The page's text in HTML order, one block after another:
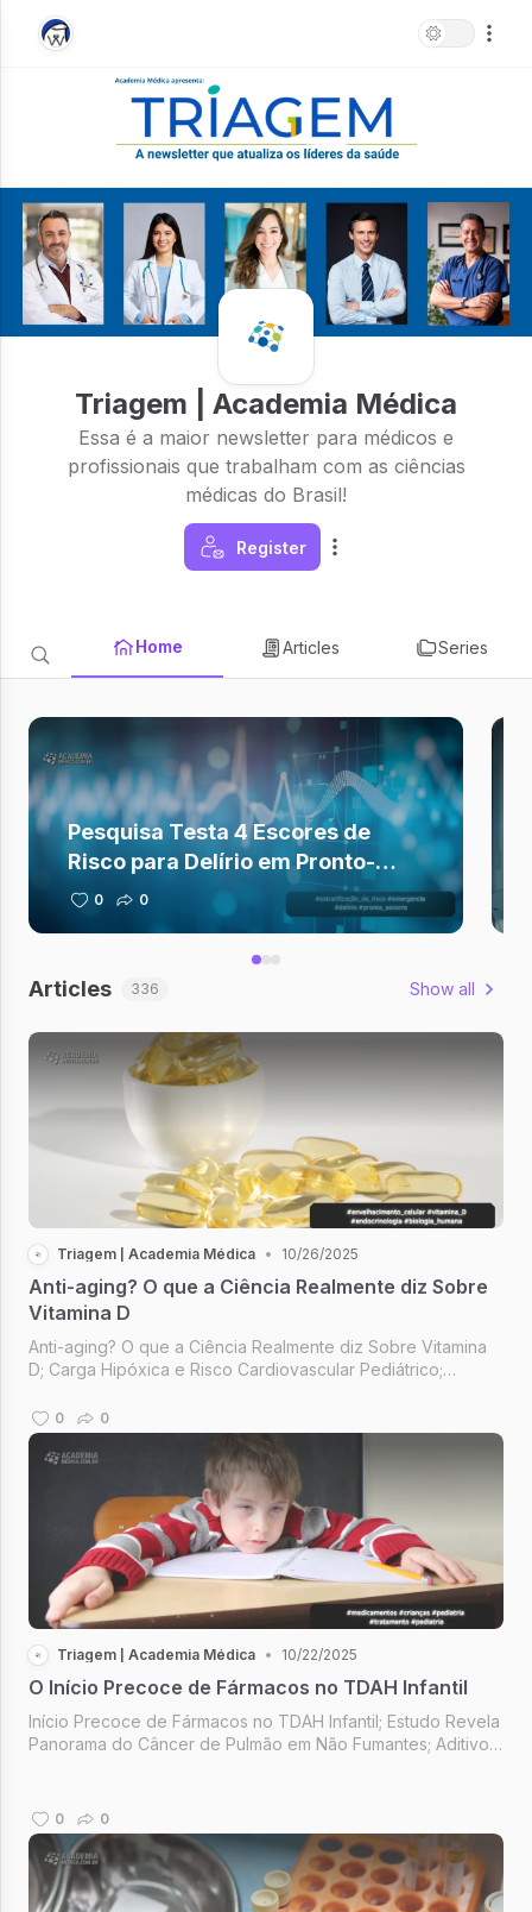
Triagem | Academia Médica
Essa é a maior newsletter para médicos e
profissionais que trabalham com as ciências
médicas do Brasil!
Register
Home Articles Series
Pesquisa Testa 4 Escores de
Risco para Delírio em Pronto-
Socorro
0 0
Articles 336 Show all
Triagem | Academia Médica • 10/26/2025
Anti-aging? O que a Ciência Realmente diz Sobre
Vitamina D
Anti-aging? O que a Ciência Realmente diz Sobre Vitamina
D; Carga Hipóxica e Risco Cardiovascular Pediátrico;
horários, mude sua vida.
0 0
Triagem | Academia Médica • 10/22/2025
O Início Precoce de Fármacos no TDAH Infantil
Início Precoce de Fármacos no TDAH Infantil; Estudo Revela
Panorama do Câncer de Pulmão em Não Fumantes; Aditivos
0 0